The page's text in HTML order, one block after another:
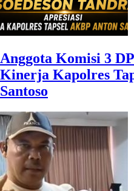
Anggota Komisi 3
Kinerja Kapolres
Santoso